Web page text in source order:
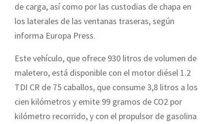
de carga, así como por las custodias de chapa en
los laterales de las ventanas traseras, según
informa Europa Press.
Este vehículo, que ofrece 930 litros de volumen de
maletero, está disponible con el motor diésel 1.2
TDI CR de 75 caballos, que consume 3,8 litros a los
cien kilómetros y emite 99 gramos de CO2 por
kilómetro recorrido, y con el propulsor de gasolina